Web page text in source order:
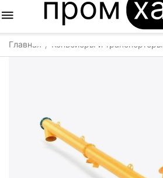
Главная / Конвейеры и транспортеры